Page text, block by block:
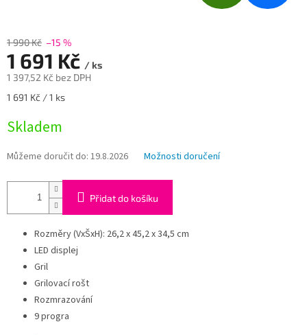
D
1 990 Kč –15 %
1 691 Kč / ks
1 397,52 Kč bez DPH
Měrná
1 691 Kč / 1 ks
Skladem
Můžeme doručit do: 19.8.2026 Možnosti doručení
Přidat do košíku
Rozměry (VxŠxH): 26,2 x 45,2 x 34,5 cm
LED displej
Gril
Grilovací rošt
Rozmrazování
9 progra